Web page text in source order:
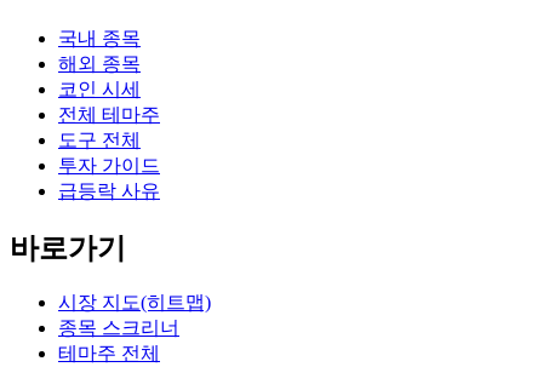
국내 종목
해외 종목
코인 시세
전체 테마주
도구 전체
투자 가이드
급등락 사유
바로가기
시장 지도(히트맵)
종목 스크리너
테마주 전체